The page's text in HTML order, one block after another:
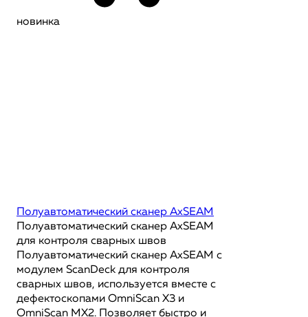
новинка
Полуавтоматический сканер AxSEAM
Полуавтоматический сканер AxSEAM
для контроля сварных швов
Полуавтоматический сканер AxSEAM с
модулем ScanDeck для контроля
сварных швов, используется вместе с
дефектоскопами OmniScan X3 и
OmniScan MX2. Позволяет быстро и